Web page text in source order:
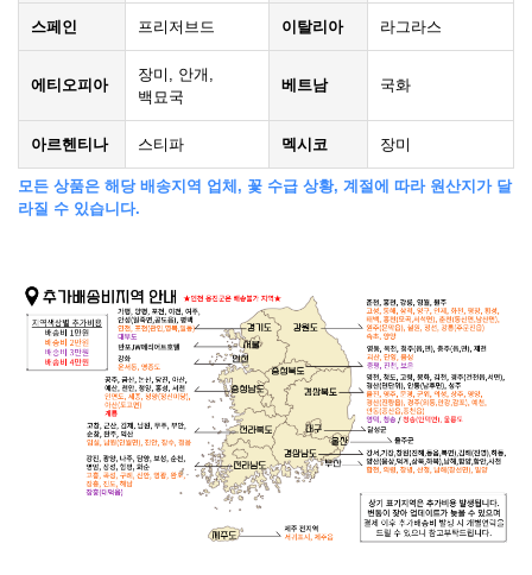
스페인 프리저브드 이탈리아 라그라스
에티오피아
장미, 안개,
백묘국
베트남 국화
아르헨티나 스티파 멕시코 장미
모든 상품은 해당 배송지역 업체, 꽃 수급 상황, 계절에 따라 원산지가 달
라질 수 있습니다.